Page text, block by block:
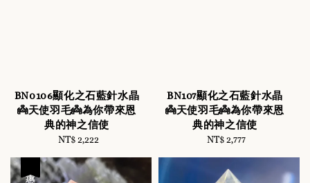
BN0106顯化之石藍針水晶
👼天使羽毛👼為你帶來恩
典的神之信使
Regular
NT$ 2,222
BN107顯化之石藍針水晶
👼天使羽毛👼為你帶來恩
典的神之信使
Regular
NT$ 2,777